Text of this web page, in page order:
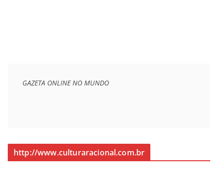
GAZETA ONLINE NO MUNDO
http://www.culturaracional.com.br